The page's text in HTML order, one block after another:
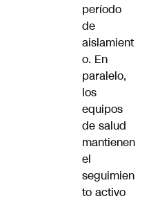
período
de
aislamient
o. En
paralelo,
los
equipos
de salud
mantienen
el
seguimien
to activo